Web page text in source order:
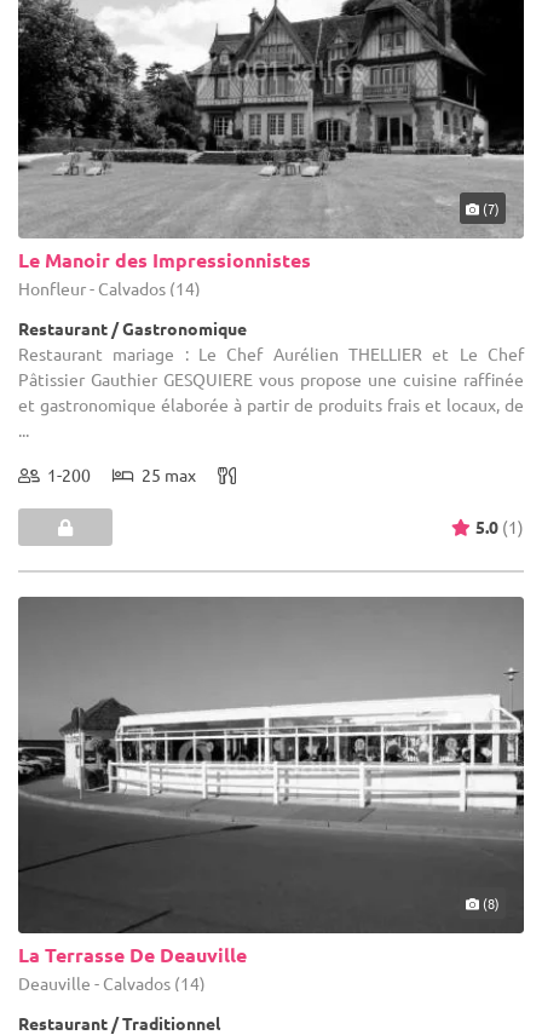
(7)
Le Manoir des Impressionnistes
Honfleur - Calvados (14)
Restaurant / Gastronomique
Restaurant mariage : Le Chef Aurélien THELLIER et Le Chef
Pâtissier Gauthier GESQUIERE vous propose une cuisine raffinée
et gastronomique élaborée à partir de produits frais et locaux, de
...
1-200 25 max
5.0 (1)
(8)
La Terrasse De Deauville
Deauville - Calvados (14)
Restaurant / Traditionnel